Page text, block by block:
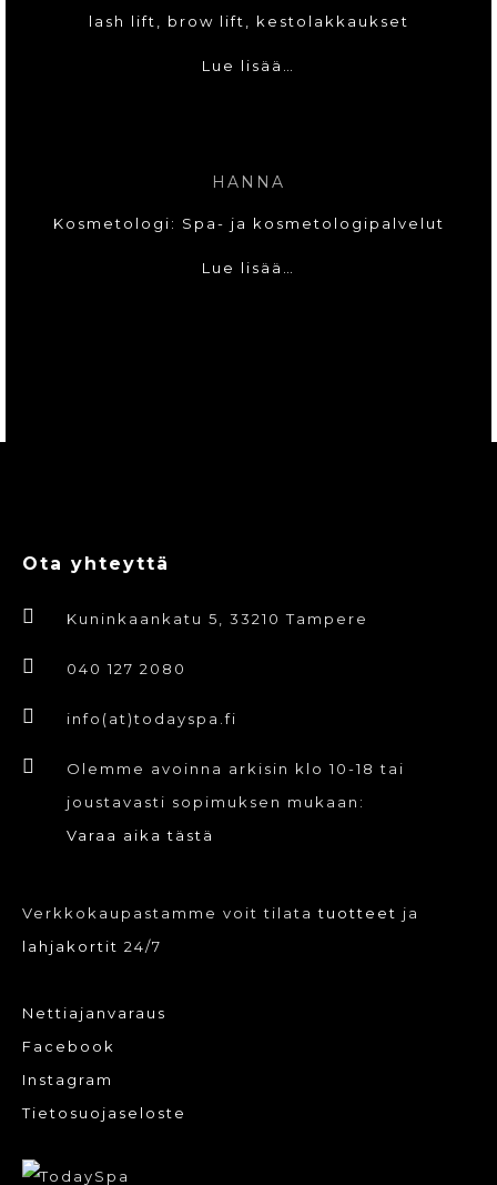
lash lift, brow lift, kestolakkaukset
Lue lisää…
HANNA
Kosmetologi: Spa- ja kosmetologipalvelut
Lue lisää…
Ota yhteyttä
Kuninkaankatu 5, 33210 Tampere
040 127 2080
info(at)todayspa.fi
Olemme avoinna arkisin klo 10-18 tai
joustavasti sopimuksen mukaan:
Varaa aika tästä
Verkkokaupastamme voit tilatatuotteet ja
lahjakortit 24/7
Nettiajanvaraus
Facebook
Instagram
Tietosuojaseloste